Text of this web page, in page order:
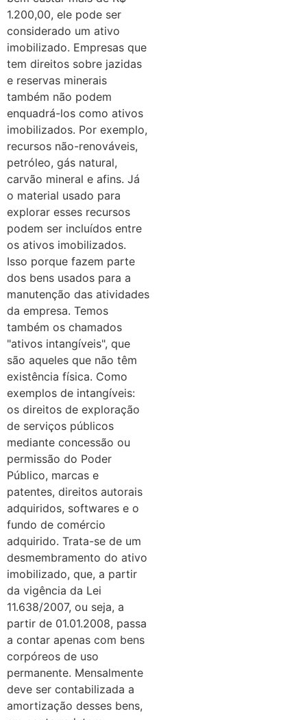
1.200,00, ele pode ser
considerado um ativo
imobilizado. Empresas que
tem direitos sobre jazidas
e reservas minerais
também não podem
enquadrá-los como ativos
imobilizados. Por exemplo,
recursos não-renováveis,
petróleo, gás natural,
carvão mineral e afins. Já
o material usado para
explorar esses recursos
podem ser incluídos entre
os ativos imobilizados.
Isso porque fazem parte
dos bens usados para a
manutenção das atividades
da empresa. Temos
também os chamados
"ativos intangíveis", que
são aqueles que não têm
existência física. Como
exemplos de intangíveis:
os direitos de exploração
de serviços públicos
mediante concessão ou
permissão do Poder
Público, marcas e
patentes, direitos autorais
adquiridos, softwares e o
fundo de comércio
adquirido. Trata-se de um
desmembramento do ativo
imobilizado, que, a partir
da vigência da Lei
11.638/2007, ou seja, a
partir de 01.01.2008, passa
a contar apenas com bens
corpóreos de uso
permanente. Mensalmente
deve ser contabilizada a
amortização desses bens,